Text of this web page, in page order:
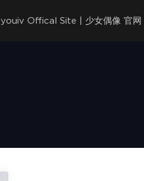
youiv Offical Site | 少女偶像 官网